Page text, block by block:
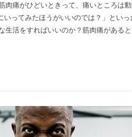
肉痛がひどいときって、痛いところは
ってみたほうがいいのでは？」とい
生活をすればいいのか？筋肉痛がある